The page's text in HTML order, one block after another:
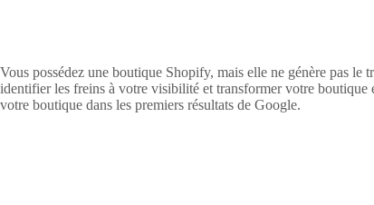
Vous possédez une boutique Shopify, mais elle ne génère pas le
identifier les freins à votre visibilité et transformer votre boutique
votre boutique dans les premiers résultats de Google.